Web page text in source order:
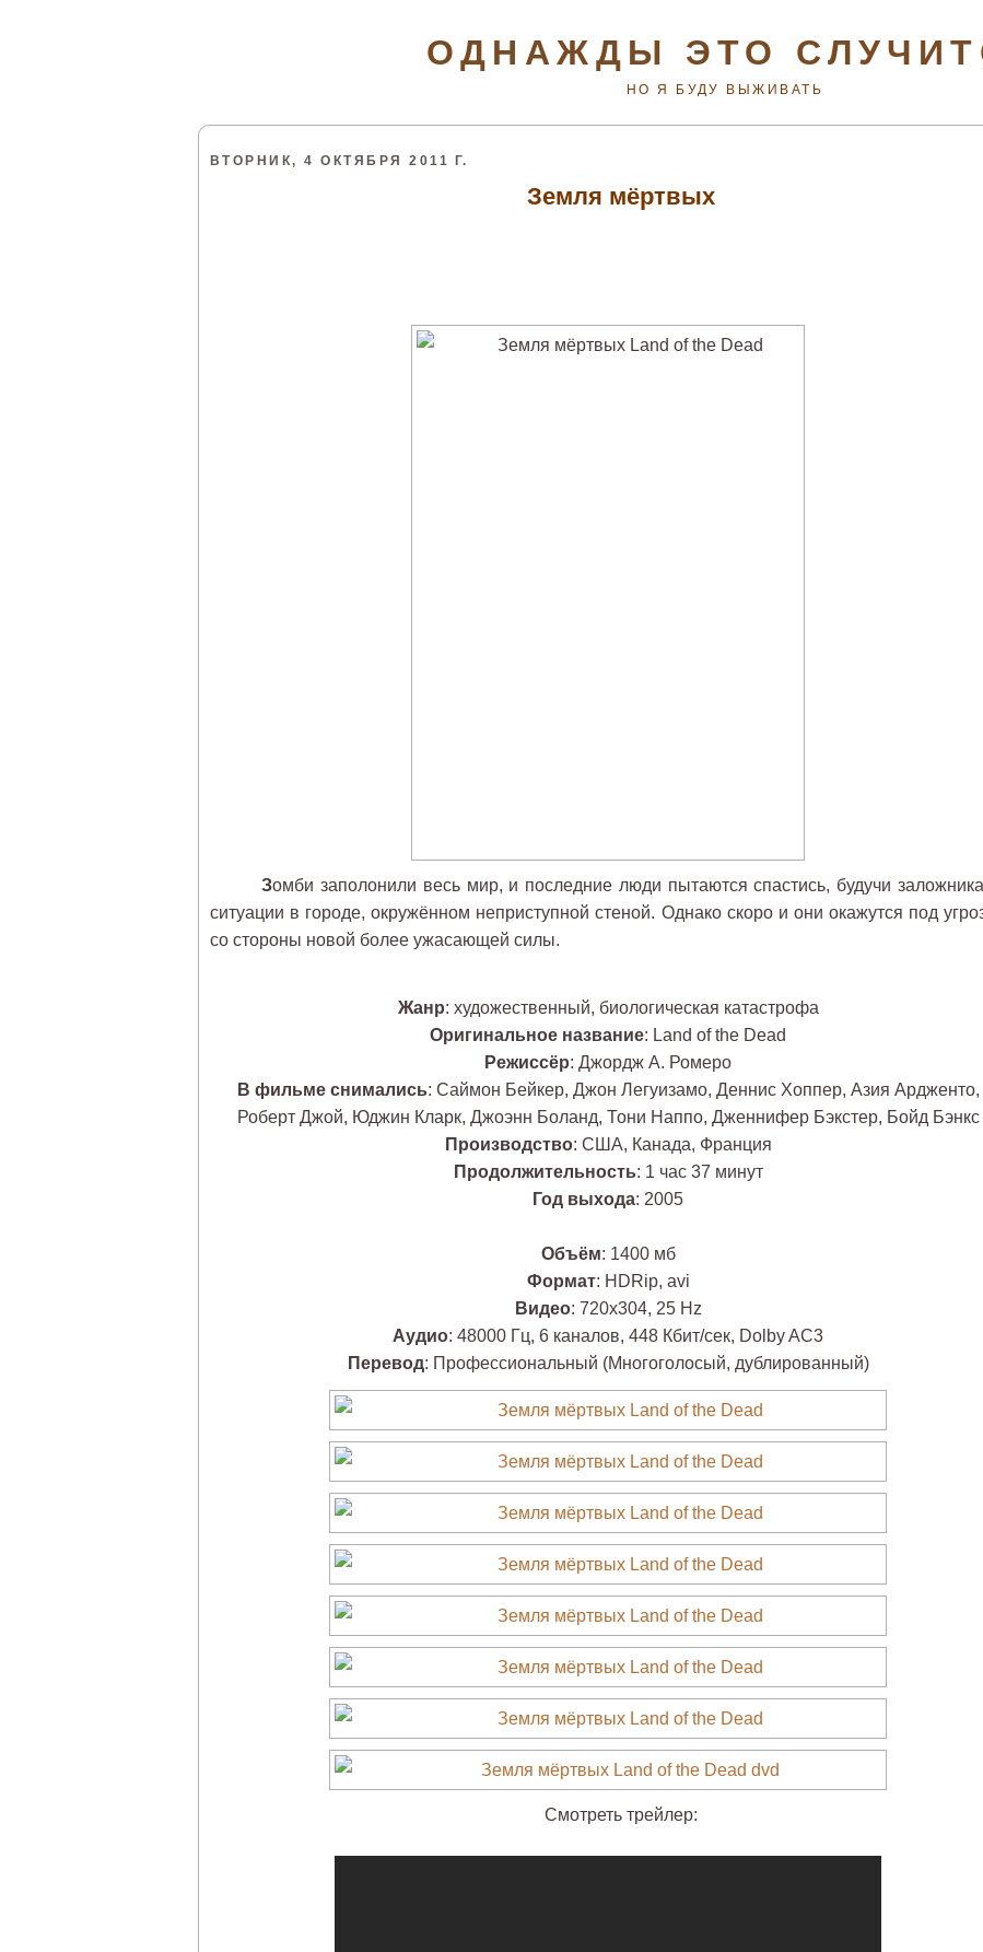
ОДНАЖДЫ ЭТО
НО Я БУДУ ВЫЖИВАТЬ
ВТОРНИК, 4 ОКТЯБРЯ 2011 Г.
Земля мёртвых
Зомби заполонили весь мир, и последние люди пытаются спастись, будучи
ситуации в городе, окружённом неприступной стеной. Однако скоро и они окажутся под
со стороны новой более ужасающей силы.
Жанр: художественный, биологическая катастрофа
Оригинальное название: Land of the Dead
Режиссёр: Джордж А. Ромеро
В фильме снимались: Саймон Бейкер, Джон Легуизамо, Деннис Хоппер, Азия Ардженто,
Роберт Джой, Юджин Кларк, Джоэнн Боланд, Тони Наппо, Дженнифер Бэкстер, Бойд Бэнкс
Производство: США, Канада, Франция
Продолжительность: 1 час 37 минут
Год выхода: 2005
Объём: 1400 мб
Формат: HDRip, avi
Видео: 720х304, 25 Hz
Аудио: 48000 Гц, 6 каналов, 448 Кбит/сек, Dolby AC3
Перевод: Профессиональный (Многоголосый, дублированный)
Смотреть трейлер: